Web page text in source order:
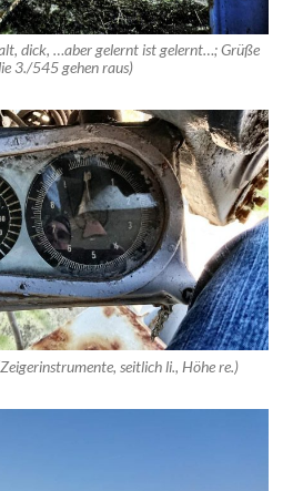
dick, …aber gelernt ist gelernt…; Grüße
3./545 gehen raus)
seitlich li., Höhe re.)